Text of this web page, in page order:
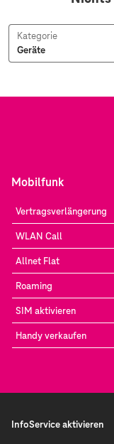
Kategorie
Mobilfunk
Vertragsverlängerung
WLAN Call
Allnet Flat
Roaming
SIM aktivieren
Handy verkaufen
InfoService aktivieren